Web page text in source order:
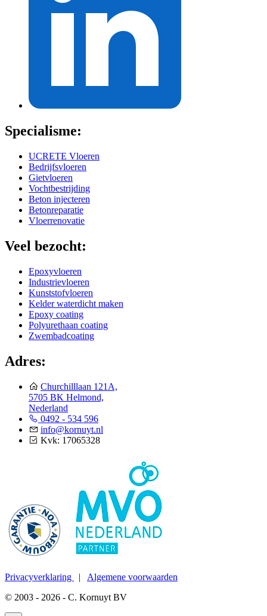
Specialisme:
UCRETE Vloeren
Bedrijfsvloeren
Gietvloeren
Vochtbestrijding
Beton injecteren
Betonreparatie
Vloerrenovatie
Veel bezocht:
Epoxyvloeren
Industrievloeren
Kunststofvloeren
Kelder waterdicht maken
Epoxy coating
Polyurethaan coating
Zwembadcoating
Adres:
Churchilllaan 121A,
5705 BK Helmond,
Nederland
0492 - 534 596
info@kornuyt.nl
Kvk: 17065328
Privacyverklaring | Algemene voorwaarden
© 2003 - 2026 - C. Kornuyt BV